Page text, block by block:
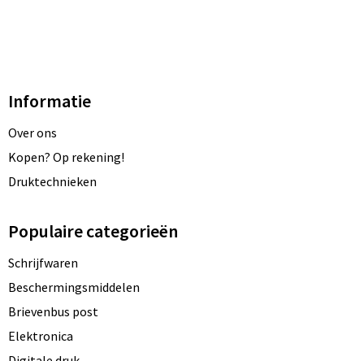
Informatie
Over ons
Kopen? Op rekening!
Druktechnieken
Populaire categorieën
Schrijfwaren
Beschermingsmiddelen
Brievenbus post
Elektronica